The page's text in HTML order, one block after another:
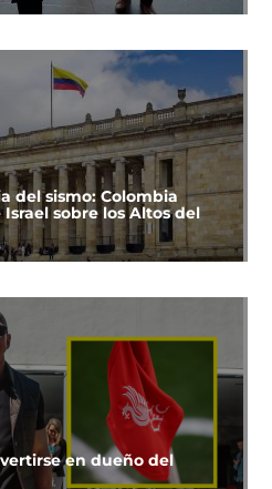
del sismo: Colombia
sobre los Altos del
en dueño del